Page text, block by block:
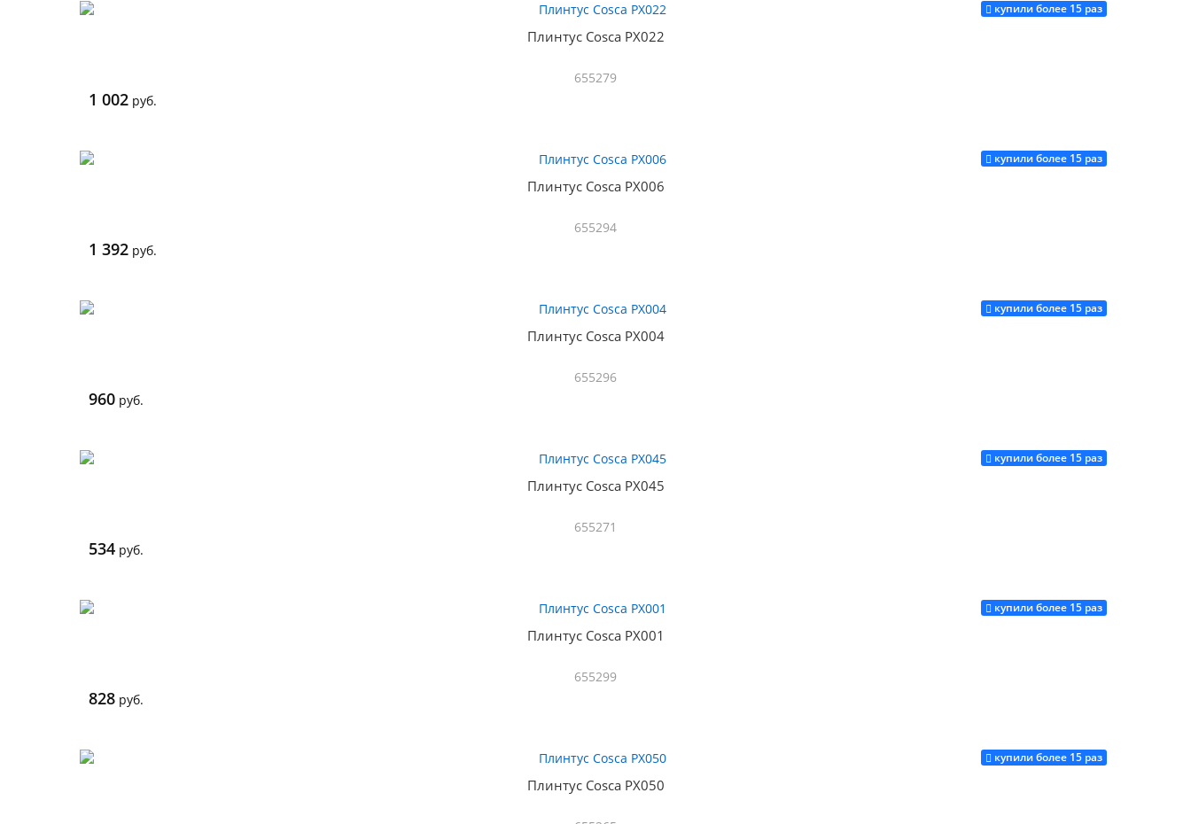
Купить
купили более 15 раз
Плинтус Cosca PX022
655279
1 002 руб.
Купить
купили более 15 раз
Плинтус Cosca PX006
655294
1 392 руб.
Купить
купили более 15 раз
Плинтус Cosca PX004
655296
960 руб.
Купить
купили более 15 раз
Плинтус Cosca PX045
655271
534 руб.
Купить
купили более 15 раз
Плинтус Cosca PX001
655299
828 руб.
Купить
купили более 15 раз
Плинтус Cosca PX050